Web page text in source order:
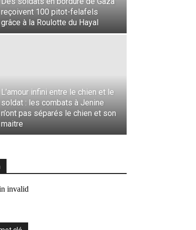
reçoivent 100 pitot-felafels
grâce à la Roulotte du Hayal
L’amour infini entre le chien et le
soldat : les combats à Jenine
n’ont pas séparés le chien et son
maitre